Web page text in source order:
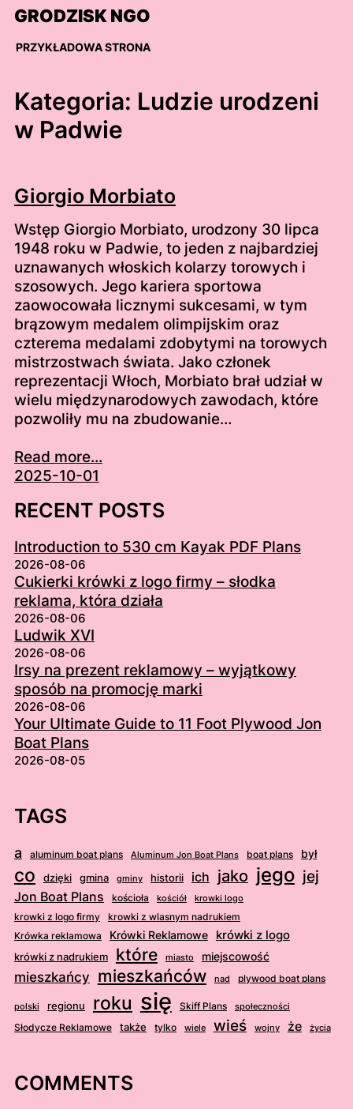
Skip
content
GRODZISK NGO
PRZYKŁADOWA STRONA
Kategoria: Ludzie urodzeni
w Padwie
Giorgio Morbiato
Wstęp Giorgio Morbiato, urodzony 30 lipca
1948 roku w Padwie, to jeden z najbardziej
uznawanych włoskich kolarzy torowych i
szosowych. Jego kariera sportowa
zaowocowała licznymi sukcesami, w tym
brązowym medalem olimpijskim oraz
czterema medalami zdobytymi na torowych
mistrzostwach świata. Jako członek
reprezentacji Włoch, Morbiato brał udział w
wielu międzynarodowych zawodach, które
pozwoliły mu na zbudowanie…
Read more...
2025-10-01
RECENT POSTS
Introduction to 530 cm Kayak PDF Plans
2026-08-06
Cukierki krówki z logo firmy – słodka
reklama, która działa
2026-08-06
Ludwik XVI
2026-08-06
Irsy na prezent reklamowy – wyjątkowy
sposób na promocję marki
2026-08-06
Your Ultimate Guide to 11 Foot Plywood Jon
Boat Plans
2026-08-05
TAGS
a aluminum boat plans Aluminum Jon Boat Plans boat plans był
co dzięki gmina gminy historii ich jako jego jej
Jon Boat Plans kościoła kościół krowki logo
krowki z logo firmy
krowki z wlasnym nadrukiem
Krówka reklamowa
Krówki Reklamowe krówki z logo
krówki z nadrukiem które miasto miejscowość
mieszkańcy mieszkańców nad plywood boat plans
polski regionu roku się Skiff Plans społeczności
Słodycze Reklamowe także tylko wiele wieś wojny że życia
COMMENTS